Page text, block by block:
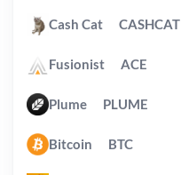
Cash Cat CASHCAT
Fusionist ACE
Plume PLUME
Bitcoin BTC